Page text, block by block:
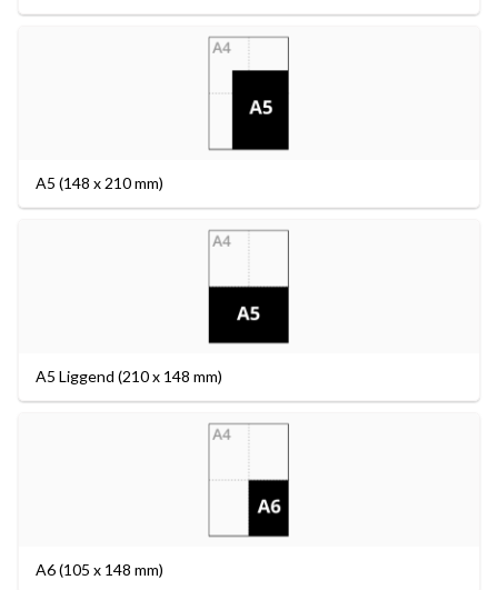
A5 (148 x 210 mm)
A5 Liggend (210 x 148 mm)
A6 (105 x 148 mm)